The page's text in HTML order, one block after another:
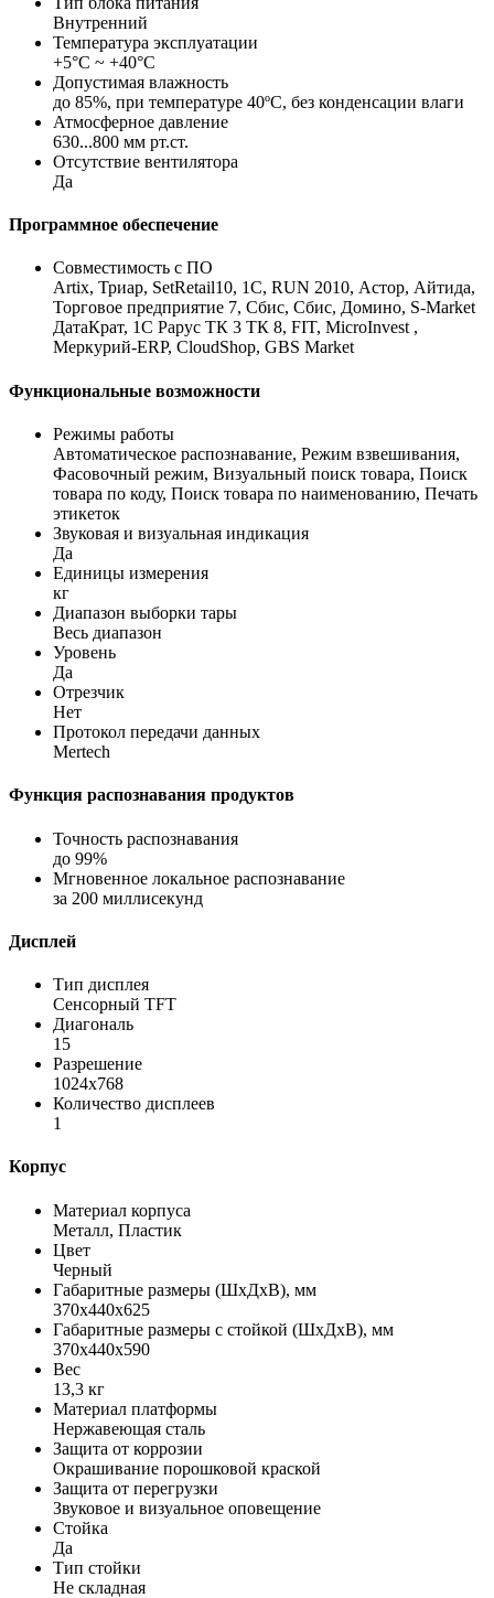
Внутренний
Температура эксплуатации
+5°С ~ +40°С
Допустимая влажность
до 85%, при температуре 40ºС, без конденсации влаги
Атмосферное давление
630...800 мм рт.ст.
Отсутствие вентилятора
Да
Программное обеспечение
Совместимость с ПО
Artix, Триар, SetRetail10, 1С, RUN 2010, Астор, Айтида,
Торговое предприятие 7, Сбис, Сбис, Домино, S-Market
ДатаКрат, 1C Рарус ТК 3 ТК 8, FIT, MicroInvest ,
Меркурий-ERP, CloudShop, GBS Market
Функциональные возможности
Режимы работы
Автоматическое распознавание, Режим взвешивания,
Фасовочный режим, Визуальный поиск товара, Поиск
товара по коду, Поиск товара по наименованию, Печать
этикеток
Звуковая и визуальная индикация
Да
Единицы измерения
кг
Диапазон выборки тары
Весь диапазон
Уровень
Да
Отрезчик
Нет
Протокол передачи данных
Mertech
Функция распознавания продуктов
Точность распознавания
до 99%
Мгновенное локальное распознавание
за 200 миллисекунд
Дисплей
Тип дисплея
Сенсорный TFT
Диагональ
15
Разрешение
1024х768
Количество дисплеев
1
Корпус
Материал корпуса
Металл, Пластик
Цвет
Черный
Габаритные размеры (ШхДхВ), мм
370х440х625
Габаритные размеры с стойкой (ШхДхВ), мм
370х440х590
Вес
13,3 кг
Материал платформы
Нержавеющая сталь
Защита от коррозии
Окрашивание порошковой краской
Защита от перегрузки
Звуковое и визуальное оповещение
Стойка
Да
Тип стойки
Не складная